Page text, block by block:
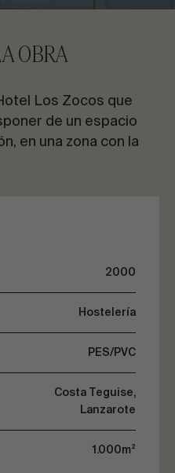
OBRA
Los Zocos que
de un espacio
en una zona con la
2000
Hostelería
PES/PVC
Costa Teguise,
Lanzarote
1.000m²